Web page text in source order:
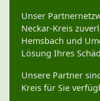
Unser
Neckar-Kreis
Hemsbach und
Lösung Ihres
Unsere Partner
Kreis für Sie